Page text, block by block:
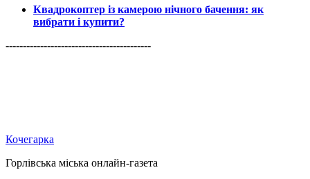
Квадрокоптер із камерою нічного бачення: як
вибрати і купити?
------------------------------------------
Кочегарка
Горлівська міська онлайн-газета